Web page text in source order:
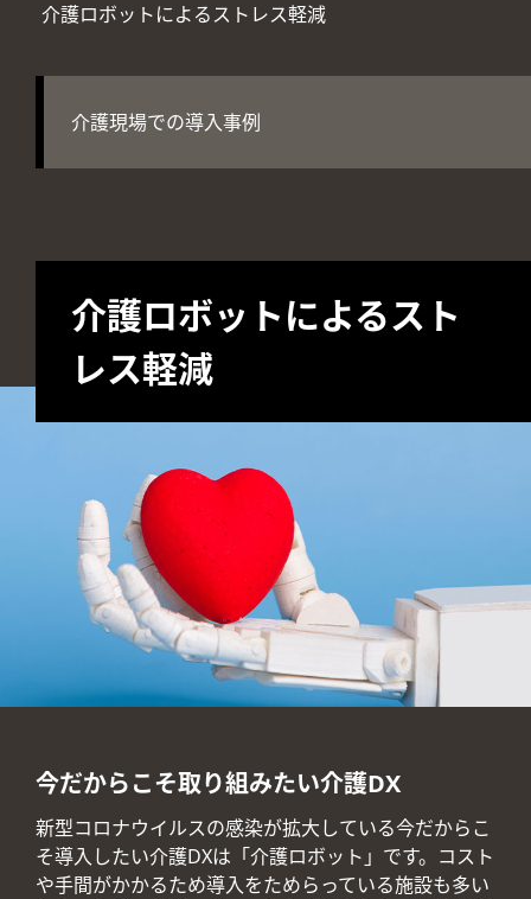
介護ロボットによるストレス軽減
介護現場での導入事例
介護ロボットによるスト
レス軽減
今だからこそ取り組みたい介護DX
新型コロナウイルスの感染が拡大している今だからこ
そ導入したい介護DXは「介護ロボット」です。コスト
や手間がかかるため導入をためらっている施設も多い